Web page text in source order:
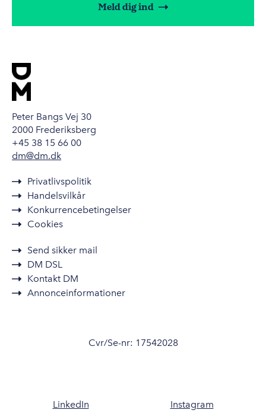
Meld dig ind
Peter Bangs Vej 30
2000 Frederiksberg
+45 38 15 66 00
dm@dm.dk
Privatlivspolitik
Handelsvilkår
Konkurrencebetingelser
Cookies
Send sikker mail
DM DSL
Kontakt DM
Annonceinformationer
Cvr/Se-nr: 17542028
LinkedIn Instagram